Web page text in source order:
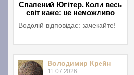
Спалений Юпітер. Коли весь
світ каже: це неможливо
Водолій відповідає: зачекайте!
Володимир Крейн
11.07.2026